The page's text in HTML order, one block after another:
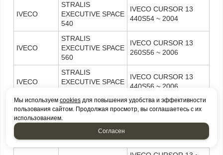
IVECO
STRALIS
EXECUTIVE SPACE
540
IVECO CURSOR 13
440S54 ~ 2004
IVECO
STRALIS
EXECUTIVE SPACE
560
IVECO CURSOR 13
260S56 ~ 2006
IVECO
STRALIS
EXECUTIVE SPACE
IVECO CURSOR 13
440S56 ~ 2006
IVECO STRATOR 420
IVECO CURSOR 10 ~
STRATOR 450
2008
Мы используем cookies для повышения удобства и эффективности
пользования сайтом. Продолжая просмотр, вы соглашаетесь с их
использованием.
Согласен